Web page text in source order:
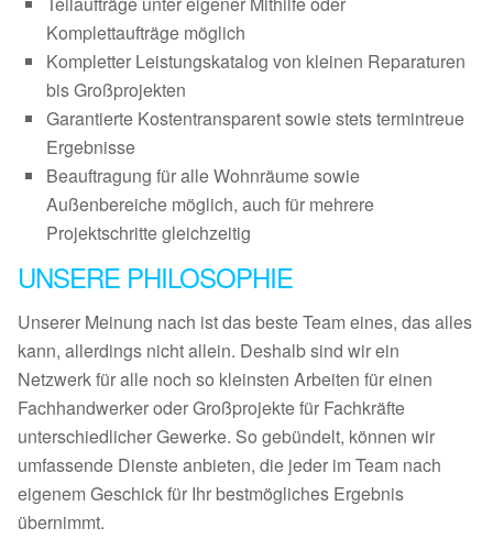
Komplettaufträge möglich
Kompletter Leistungskatalog von kleinen Reparaturen
bis Großprojekten
Garantierte Kostentransparent sowie stets termintreue
Ergebnisse
Beauftragung für alle Wohnräume sowie
Außenbereiche möglich, auch für mehrere
Projektschritte gleichzeitig
UNSERE PHILOSOPHIE
Unserer Meinung nach ist das beste Team eines, das alles
kann, allerdings nicht allein. Deshalb sind wir ein
Netzwerk für alle noch so kleinsten Arbeiten für einen
Fachhandwerker oder Großprojekte für Fachkräfte
unterschiedlicher Gewerke. So gebündelt, können wir
umfassende Dienste anbieten, die jeder im Team nach
eigenem Geschick für Ihr bestmögliches Ergebnis
übernimmt.